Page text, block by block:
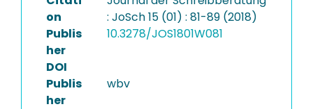
on
: JoSch 15 (01) : 81-89 (2018)
Publis
her
DOI
10.3278/JOS1801W081
Publis
her
wbv